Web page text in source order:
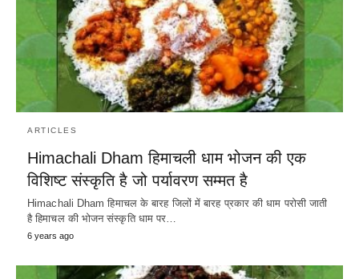
ARTICLES
Himachali Dham हिमाचली धाम भोजन की एक
विशिष्ट संस्कृति है जो पर्यावरण सम्मत है
Himachali Dham हिमाचल के बारह जिलों में बारह प्रकार की धाम परोसी जाती
है हिमाचल की भोजन संस्कृति धाम पर…
6 years ago